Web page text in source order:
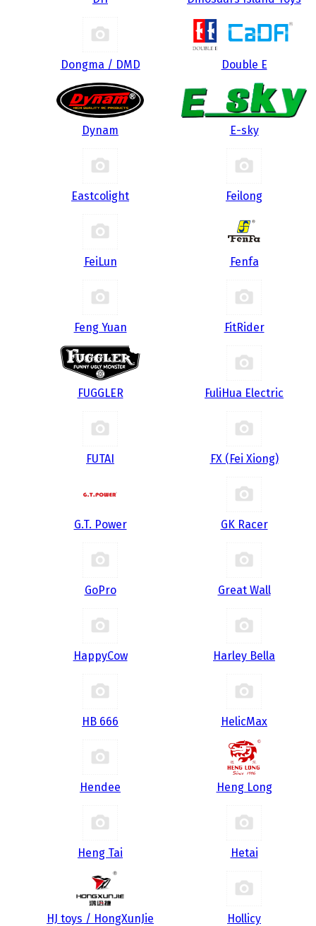
Dongma / DMD Double E
Dynam E-sky
Eastcolight Feilong
FeiLun Fenfa
Feng Yuan FitRider
FUGGLER FuliHua Electric
FUTAI FX (Fei Xiong)
G.T. Power GK Racer
GoPro Great Wall
HappyCow Harley Bella
HB 666 HelicMax
Hendee Heng Long
Heng Tai Hetai
HJ toys / HongXunJie Hollicy